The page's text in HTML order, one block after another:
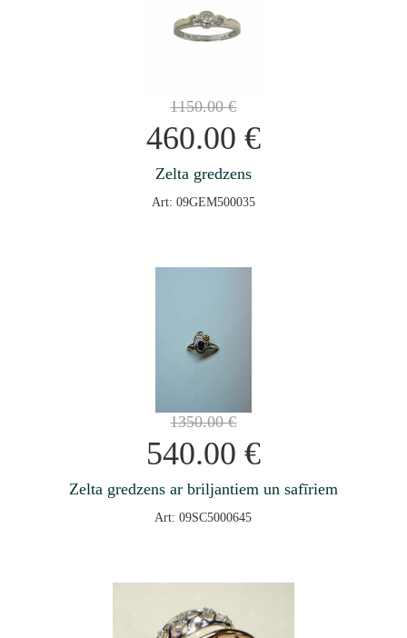
1150.00€
460.00 €
Zelta gredzens
Art: 09GEM500035
1350.00€
540.00 €
Zelta gredzens ar briljantiem un safīriem
Art: 09SC5000645